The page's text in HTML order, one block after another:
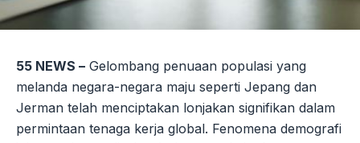
55 NEWS – Gelombang penuaan populasi yang
melanda negara-negara maju seperti Jepang dan
Jerman telah menciptakan lonjakan signifikan dalam
permintaan tenaga kerja global. Fenomena demografi